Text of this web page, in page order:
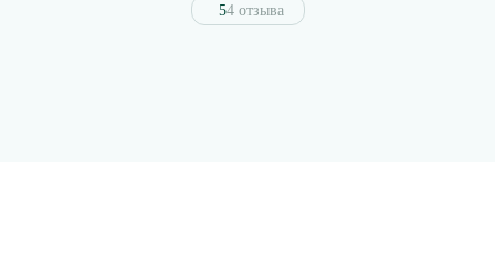
54 отзыва